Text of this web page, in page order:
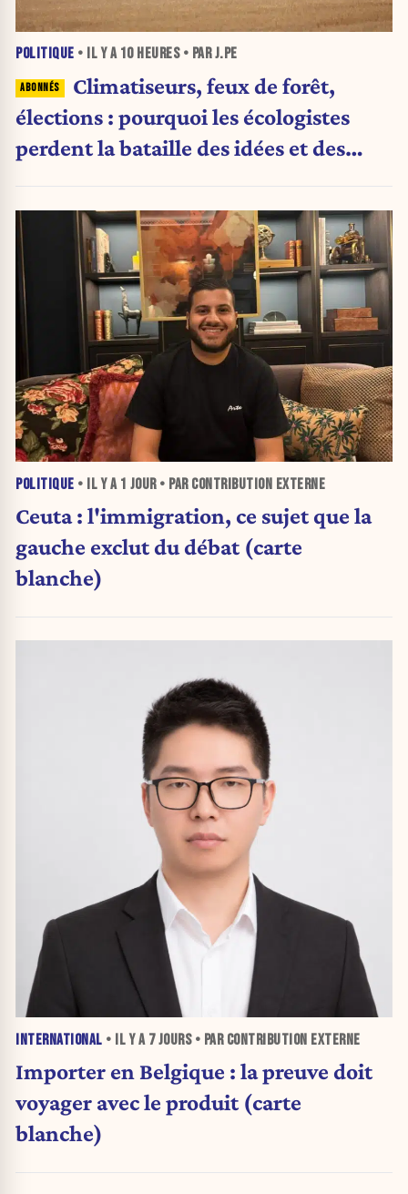
POLITIQUE • IL Y A 10 HEURES• PAR J.PE
Climatiseurs, feux de forêt,
élections : pourquoi les écologistes
perdent la bataille des idées et des
POLITIQUE • IL Y A 1 JOUR• PAR CONTRIBUTION EXTERNE
Ceuta : l'immigration, ce sujet que la
gauche exclut du débat (carte
blanche)
INTERNATIONAL • IL Y A 7 JOURS• PAR CONTRIBUTION EXTERNE
Importer en Belgique : la preuve doit
voyager avec le produit (carte
blanche)